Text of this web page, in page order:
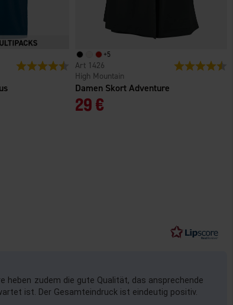
Bewertung: 4.4 von 5 Sternen
+5
Damen Skort Adventure
High Mountain
1426
29 €
Bewertung:
heben zudem die gute Qualität, das ansprechende
ist. Der Gesamteindruck ist eindeutig positiv.